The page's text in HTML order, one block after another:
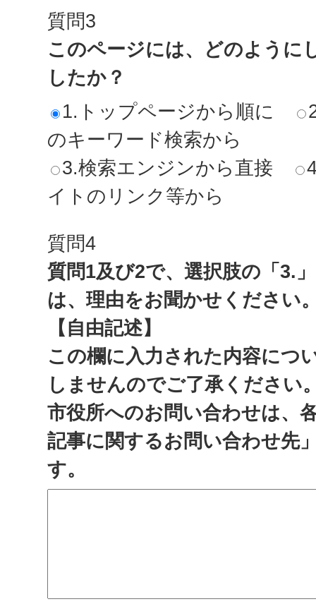
質問3
このページには、どのように
したか？
1.トップページから順に
のキーワード検索から
3.検索エンジンから直接
イトのリンク等から
質問4
質問1及び2で、選択肢の「3.
は、理由をお聞かせください
【自由記述】
この欄に入力された内容につ
しませんのでご了承ください
市役所へのお問い合わせは、
記事に関するお問い合わせ先
す。